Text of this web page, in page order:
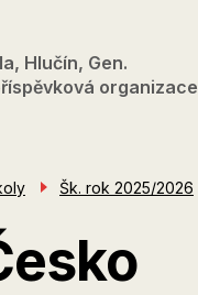
Hlučín, Gen.
organizace
Šk. rok 2025/2026